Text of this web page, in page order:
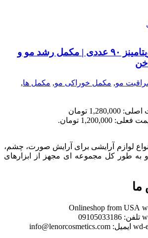
قرص بیوتین مای ویتامینز ۹۰ عددی | مکمل رشد مو و
مو, مكمل خوراكی مو, مكمل ها,
قیمت اصلی: 1,280,000 تومان
فعلی: 1,200,000 تومان.
لوازم آرایشی برای آرایش صورت، چشم،
و به طور کل مجموعه ای مجهز از ابزارهای
ما
Onlineshop from USA
تلفن: 09105033186
ایمیل: info@lenorcosmetics.com